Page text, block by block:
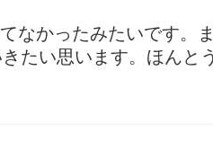
なかったみたいです。
たい思います。ほんと